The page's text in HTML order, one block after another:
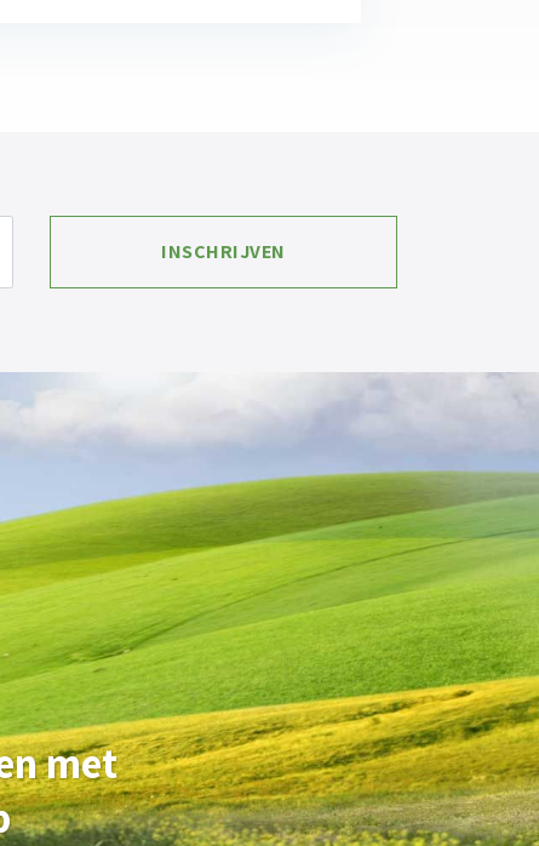
met